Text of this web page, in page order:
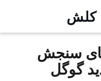
سنجش
گوگل